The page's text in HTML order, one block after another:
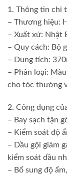
1. Thông tin chi
– Thương hiệu:
– Xuất xứ: Nhật
– Quy cách: Bộ
– Dung tích:
– Phân loại:
cho tóc thường
2. Công dụng
– Bay sạch tận
– Kiểm soát độ
– Dầu gội giảm
kiểm soát dầu
– Bổ sung độ